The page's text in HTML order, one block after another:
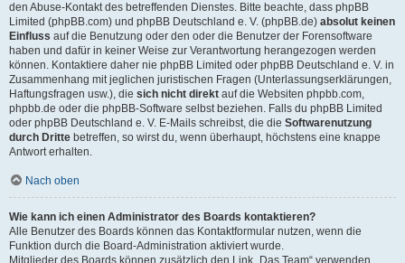
den Abuse-Kontakt des betreffenden Dienstes. Bitte beachte, dass phpBB
Limited (phpBB.com) und phpBB Deutschland e. V. (phpBB.de) absolut keinen
Einfluss auf die Benutzung oder den oder die Benutzer der Forensoftware
haben und dafür in keiner Weise zur Verantwortung herangezogen werden
können. Kontaktiere daher nie phpBB Limited oder phpBB Deutschland e. V. in
Zusammenhang mit jeglichen juristischen Fragen (Unterlassungserklärungen,
Haftungsfragen usw.), die sich nicht direkt auf die Websiten phpbb.com,
phpbb.de oder die phpBB-Software selbst beziehen. Falls du phpBB Limited
oder phpBB Deutschland e. V. E-Mails schreibst, die die Softwarenutzung
durch Dritte betreffen, so wirst du, wenn überhaupt, höchstens eine knappe
Antwort erhalten.
Nach oben
Wie kann ich einen Administrator des Boards kontaktieren?
Alle Benutzer des Boards können das Kontaktformular nutzen, wenn die
Funktion durch die Board-Administration aktiviert wurde.
Mitglieder des Boards können zusätzlich den Link „Das Team“ verwenden.